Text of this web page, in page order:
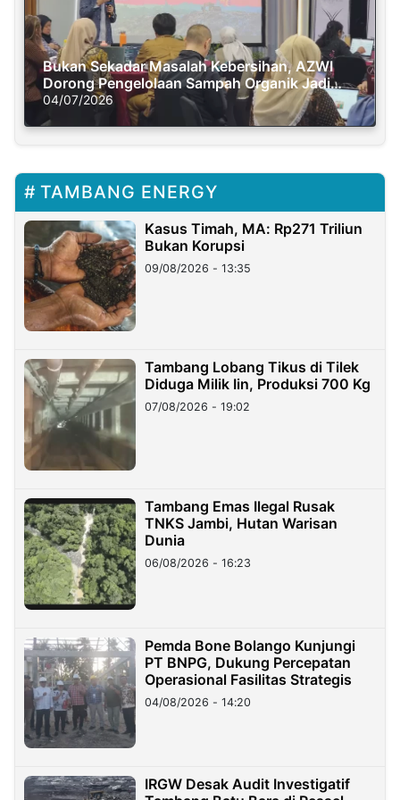
Bukan Sekadar Masalah Kebersihan, AZWI
Dorong Pengelolaan Sampah Organik Jadi
Solusi Krisis Iklim
04/07/2026
TAMBANG ENERGY
Kasus Timah, MA: Rp271 Triliun
Bukan Korupsi
09/08/2026 - 13:35
Tambang Lobang Tikus di Tilek
Diduga Milik Iin, Produksi 700 Kg
07/08/2026 - 19:02
Tambang Emas Ilegal Rusak
TNKS Jambi, Hutan Warisan
Dunia
06/08/2026 - 16:23
Pemda Bone Bolango Kunjungi
PT BNPG, Dukung Percepatan
Operasional Fasilitas Strategis
04/08/2026 - 14:20
IRGW Desak Audit Investigatif